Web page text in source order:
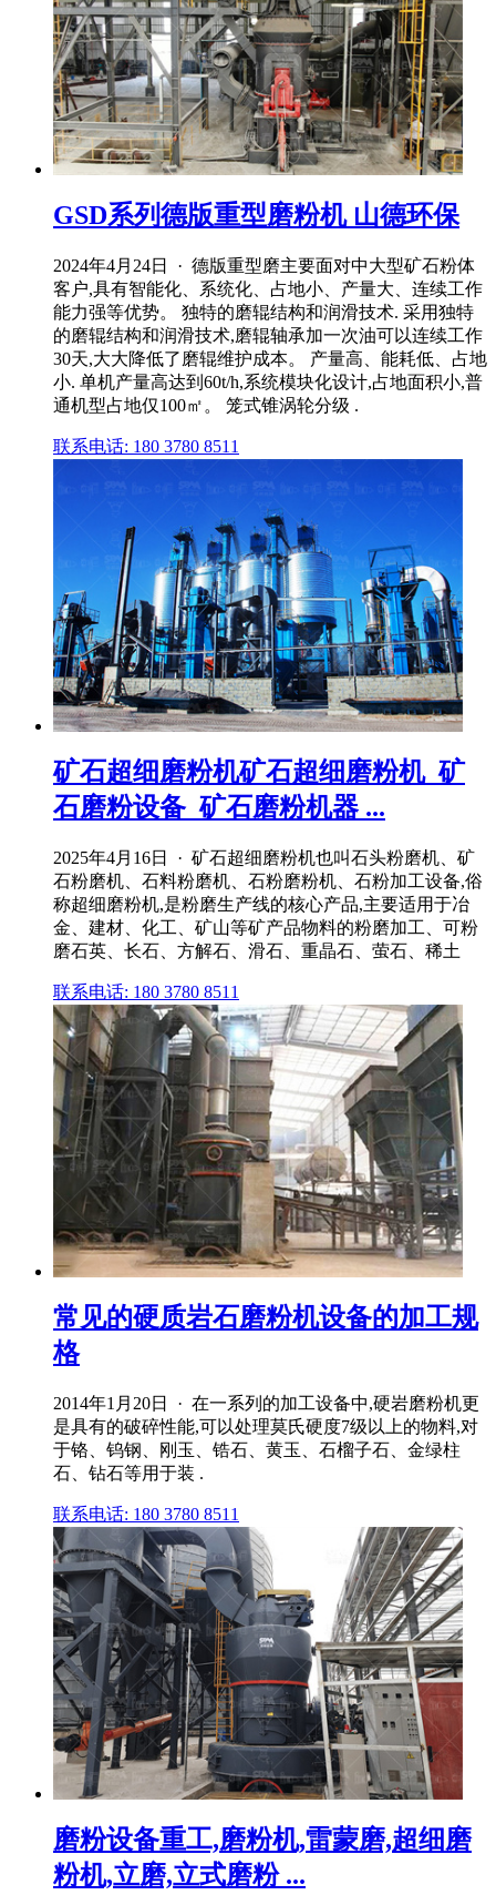
GSD系列德版重型磨粉机 山德环保
2024年4月24日 · 德版重型磨主要面对中大型矿石粉体
客户,具有智能化、系统化、占地小、产量大、连续工作
能力强等优势。 独特的磨辊结构和润滑技术. 采用独特
的磨辊结构和润滑技术,磨辊轴承加一次油可以连续工作
30天,大大降低了磨辊维护成本。 产量高、能耗低、占地
小. 单机产量高达到60t/h,系统模块化设计,占地面积小,普
通机型占地仅100㎡。 笼式锥涡轮分级 .
联系电话: 180 3780 8511
矿石超细磨粉机矿石超细磨粉机_矿
石磨粉设备_矿石磨粉机器 ...
2025年4月16日 · 矿石超细磨粉机也叫石头粉磨机、矿
石粉磨机、石料粉磨机、石粉磨粉机、石粉加工设备,俗
称超细磨粉机,是粉磨生产线的核心产品,主要适用于冶
金、建材、化工、矿山等矿产品物料的粉磨加工、可粉
磨石英、长石、方解石、滑石、重晶石、萤石、稀土
联系电话: 180 3780 8511
常见的硬质岩石磨粉机设备的加工规
格
2014年1月20日 · 在一系列的加工设备中,硬岩磨粉机更
是具有的破碎性能,可以处理莫氏硬度7级以上的物料,对
于铬、钨钢、刚玉、锆石、黄玉、石榴子石、金绿柱
石、钻石等用于装 .
联系电话: 180 3780 8511
磨粉设备重工,磨粉机,雷蒙磨,超细磨
粉机,立磨,立式磨粉 ...